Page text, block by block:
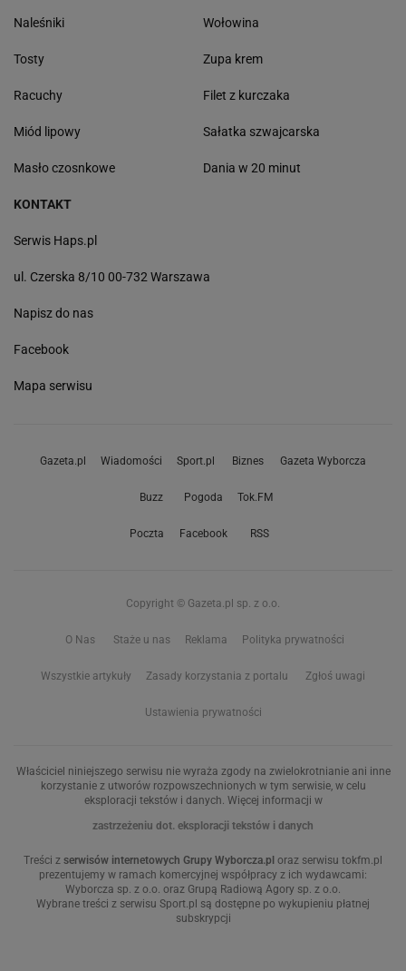
Naleśniki
Tosty
Racuchy
Miód lipowy
Masło czosnkowe
Wołowina
Zupa krem
Filet z kurczaka
Sałatka szwajcarska
Dania w 20 minut
KONTAKT
Serwis Haps.pl
ul. Czerska 8/10 00-732 Warszawa
Napisz do nas
Facebook
Mapa serwisu
Gazeta.pl Wiadomości Sport.pl Biznes Gazeta Wyborcza
Buzz Pogoda Tok.FM
Poczta Facebook RSS
Copyright © Gazeta.pl sp. z o.o.
O Nas Staże u nas Reklama Polityka prywatności
Wszystkie artykuły Zasady korzystania z portalu Zgłoś uwagi
Ustawienia prywatności
Właściciel niniejszego serwisu nie wyraża zgody na zwielokrotnianie ani inne
korzystanie z utworów rozpowszechnionych w tym serwisie, w celu
eksploracji tekstów i danych. Więcej informacji w
zastrzeżeniu dot. eksploracji tekstów i danych
Treści z serwisów internetowych Grupy Wyborcza.pl oraz serwisu tokfm.pl
prezentujemy w ramach komercyjnej współpracy z ich wydawcami:
Wyborcza sp. z o.o. oraz Grupą Radiową Agory sp. z o.o.
Wybrane treści z serwisu Sport.pl są dostępne po wykupieniu płatnej
subskrypcji